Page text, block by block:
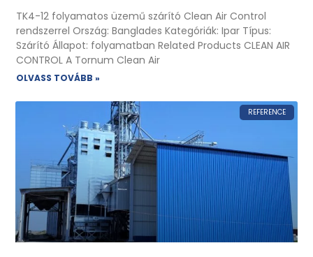
TK4-12 folyamatos üzemű szárító Clean Air Control
rendszerrel Ország: Banglades Kategóriák: Ipar Típus:
Szárító Állapot: folyamatban Related Products CLEAN AIR
CONTROL A Tornum Clean Air
OLVASS TOVÁBB »
REFERENCE